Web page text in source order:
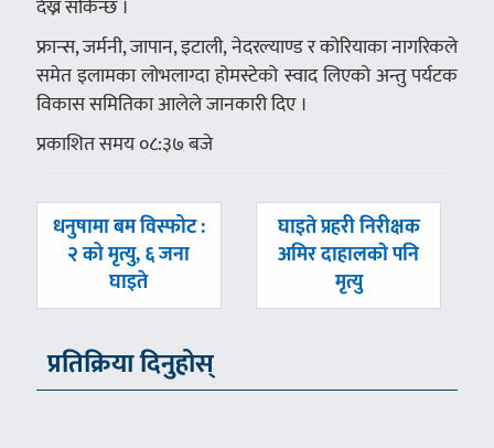
देख्न सकिन्छ ।
फ्रान्स, जर्मनी, जापान, इटाली, नेदरल्याण्ड र कोरियाका नागरिकले
समेत इलामका लोभलाग्दा होमस्टेको स्वाद लिएको अन्तु पर्यटक
विकास समितिका आलेले जानकारी दिए ।
प्रकाशित समय ०८:३७ बजे
पछिल्लाे
धनुषामा बम विस्फोट :
२ को मृत्यु, ६ जना
घाइते
अघिल्लाे
-
घाइते प्रहरी निरीक्षक
अमिर दाहालकाे पनि
मृत्यु
प्रतिक्रिया दिनुहोस्